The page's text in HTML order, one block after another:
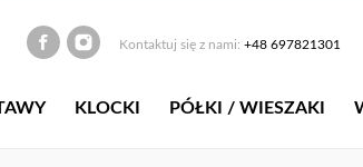
Kontaktuj się z nami: +48 697821301
KLOCKI PÓŁKI / WIESZAKI